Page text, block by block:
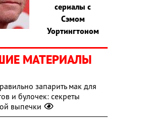
сериалы с
Сэмом
Уортингтоном
МАТЕРИАЛЫ
запарить мак для
и булочек: секреты
выпечки